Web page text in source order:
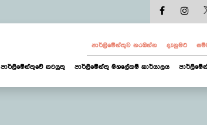
පාර්ලි‌මේන්තුව නරඹන්න දැනුමට
පාර්ලිමේන්තුවේ කටයුතු පාර්ලිමේන්තු මහලේකම් කාර්යාලය